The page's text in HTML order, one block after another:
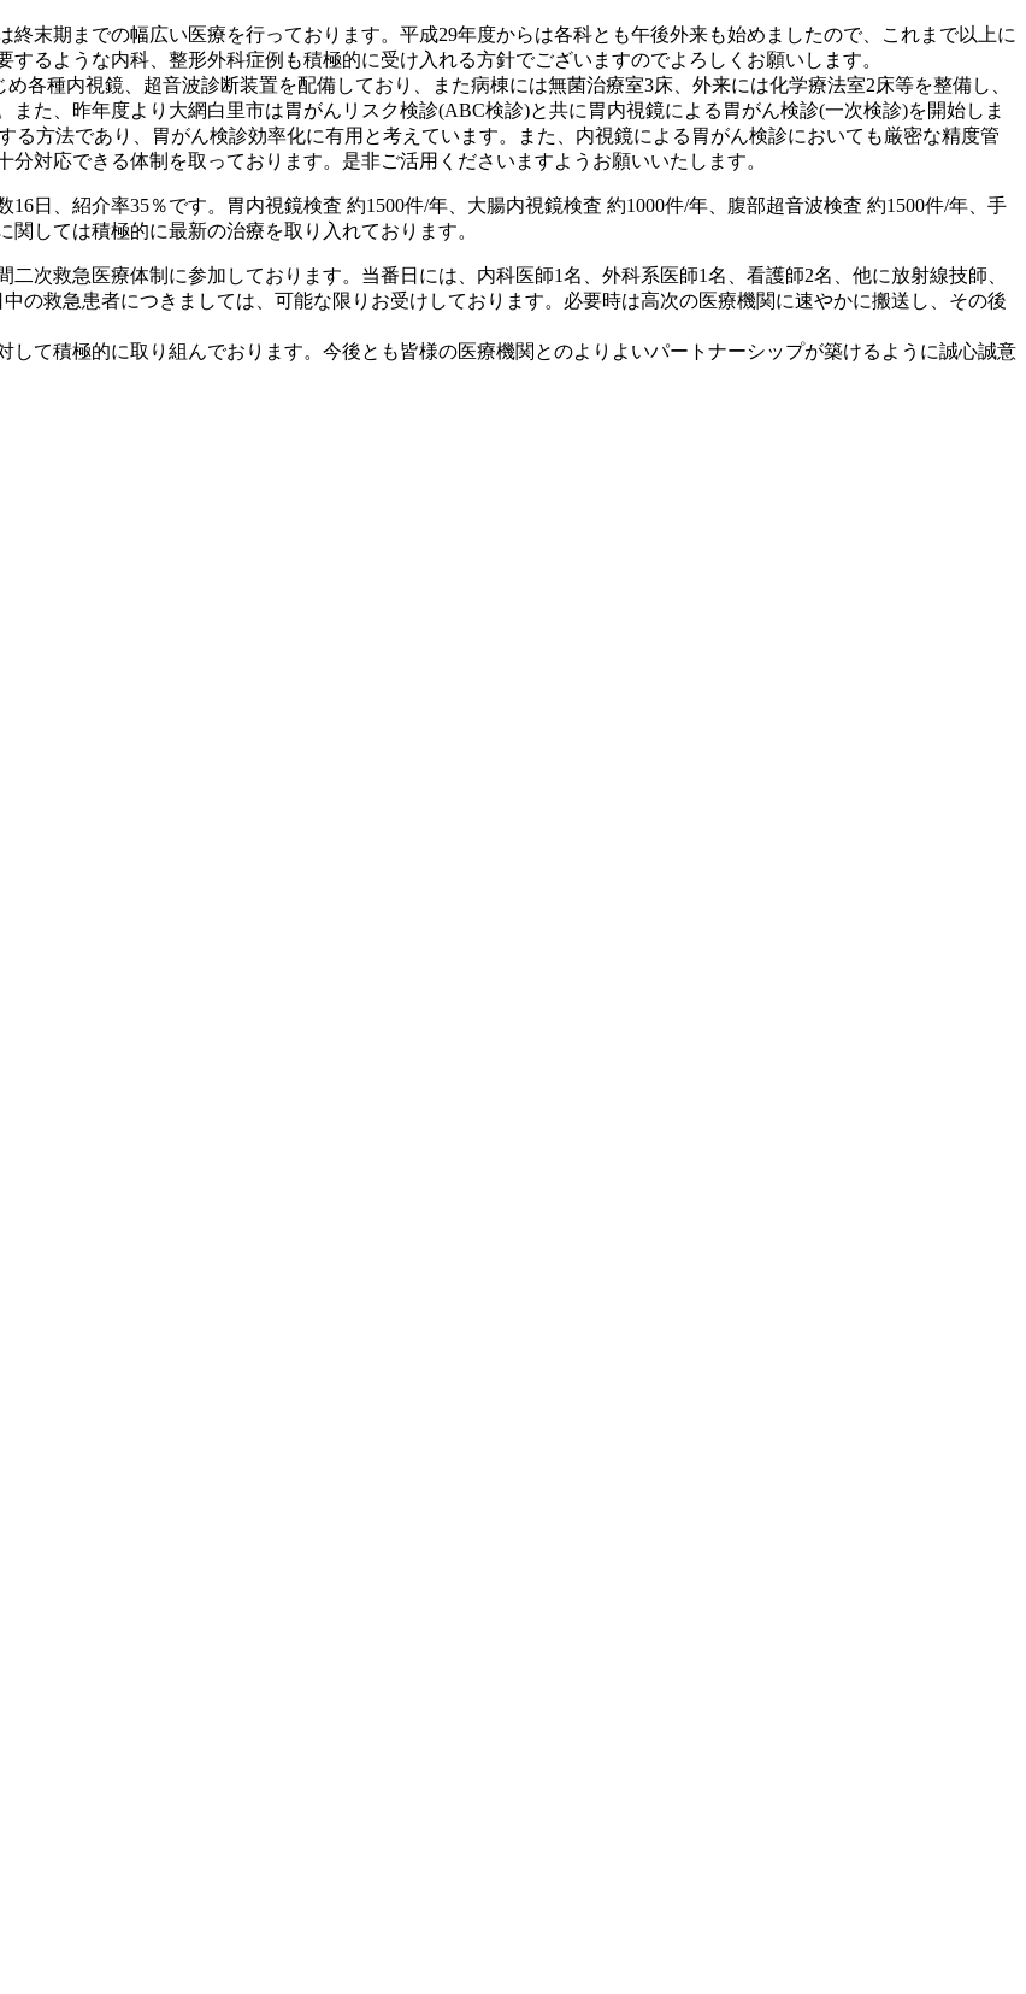
末期までの幅広い医療を行っております。平成29年度からは各科とも午後外来も始めましたので、これまで以上に
るような内科、整形外科症例も積極的に受け入れる方針でございますのでよろしくお願いします。
各種内視鏡、超音波診断装置を配備しており、また病棟には無菌治療室3床、外来には化学療法室2床等を整備し、
た、昨年度より大網白里市は胃がんリスク検診(ABC検診)と共に胃内視鏡による胃がん検診(一次検診)を開始しま
る方法であり、胃がん検診効率化に有用と考えています。また、内視鏡による胃がん検診においても厳密な精度管
対応できる体制を取っております。是非ご活用くださいますようお願いいたします。
日、紹介率35％です。胃内視鏡検査 約1500件/年、大腸内視鏡検査 約1000件/年、腹部超音波検査 約1500件/年、手
しては積極的に最新の治療を取り入れております。
次救急医療体制に参加しております。当番日には、内科医師1名、外科系医師1名、看護師2名、他に放射線技師、
の救急患者につきましては、可能な限りお受けしております。必要時は高次の医療機関に速やかに搬送し、その後
て積極的に取り組んでおります。今後とも皆様の医療機関とのよりよいパートナーシップが築けるように誠心誠意